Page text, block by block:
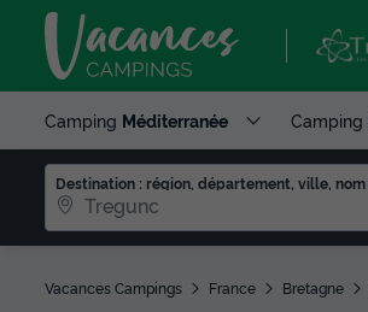
Camping Méditerranée Camping
Destination : région, département, ville,
Vacances Campings France Bretagne